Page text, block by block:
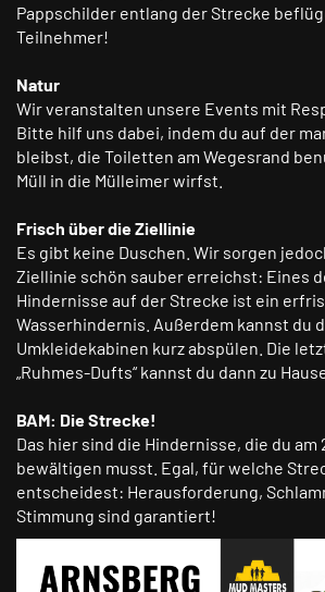
Pappschilder entlang der Strecke
Teilnehmer!
Natur
Wir veranstalten unsere Events mit
Bitte hilf uns dabei, indem du auf der
bleibst, die Toiletten am Wegesrand
Müll in die Mülleimer wirfst.
Frisch über die Ziellinie
Es gibt keine Duschen. Wir sorgen
Ziellinie schön sauber erreichst: Eines
Hindernisse auf der Strecke ist ein
Wasserhindernis. Außerdem kannst du
Umkleidekabinen kurz abspülen. Die
„Ruhmes-Dufts“ kannst du dann zu
BAM: Die Strecke!
Das hier sind die Hindernisse, die du am
bewältigen musst. Egal, für welche
entscheidest: Herausforderung,
Stimmung sind garantiert!